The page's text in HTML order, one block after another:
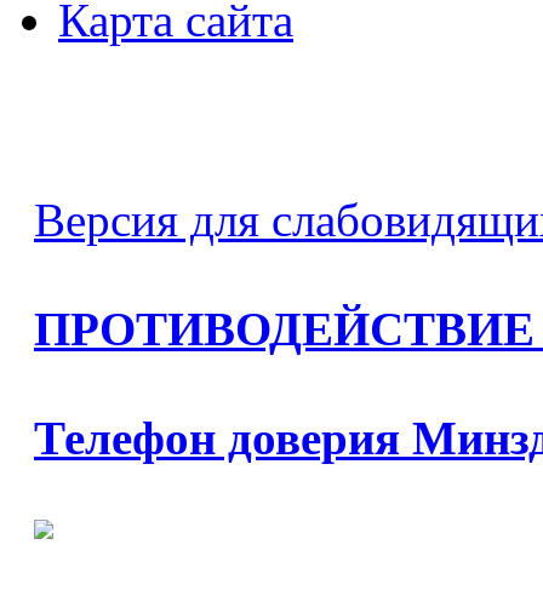
Карта сайта
Версия для
Телефон доверия